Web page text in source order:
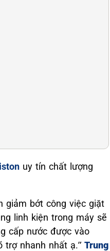
uy tín chất lượng
giảm bớt công việc giặt
linh kiện trong máy sẽ
cấp nước được vào
trợ nhanh nhất ạ.” Trung